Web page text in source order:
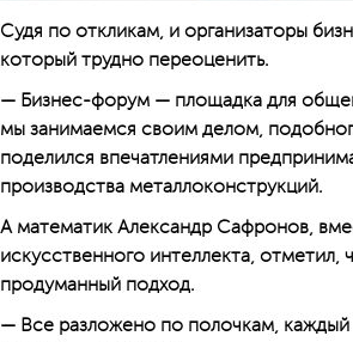
Судя по откликам, и организаторы
который трудно переоценить.
— Бизнес-форум — площадка для
мы занимаемся своим делом,
поделился впечатлениями
производства металлоконструкций.
А математик Александр Сафронов,
искусственного интеллекта,
продуманный подход.
— Все разложено по полочкам,